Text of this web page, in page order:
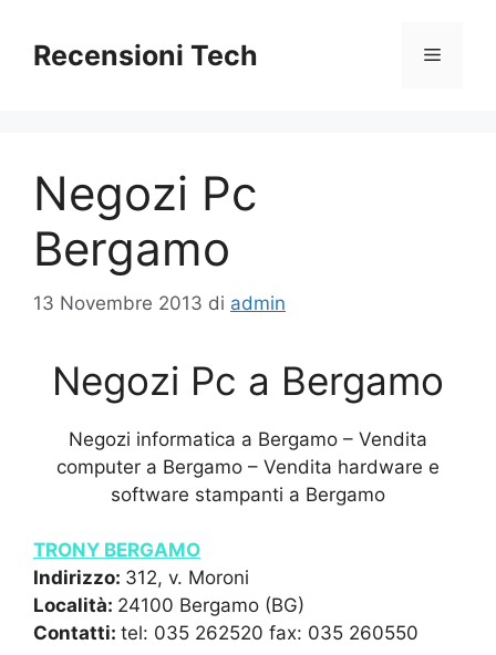
contenuto
Recensioni Tech Menu
Negozi Pc
Bergamo
13 Novembre 2013 di admin
Negozi Pc a Bergamo
Negozi informatica a Bergamo – Vendita
computer a Bergamo – Vendita hardware e
software stampanti a Bergamo
TRONY BERGAMO
Indirizzo: 312, v. Moroni
Località: 24100 Bergamo (BG)
Contatti: tel: 035 262520 fax: 035 260550